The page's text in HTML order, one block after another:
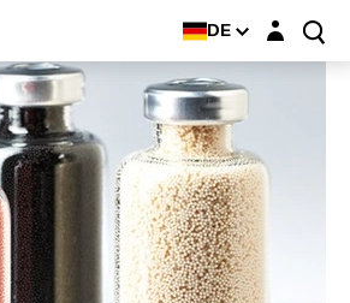
DE Login-Maske